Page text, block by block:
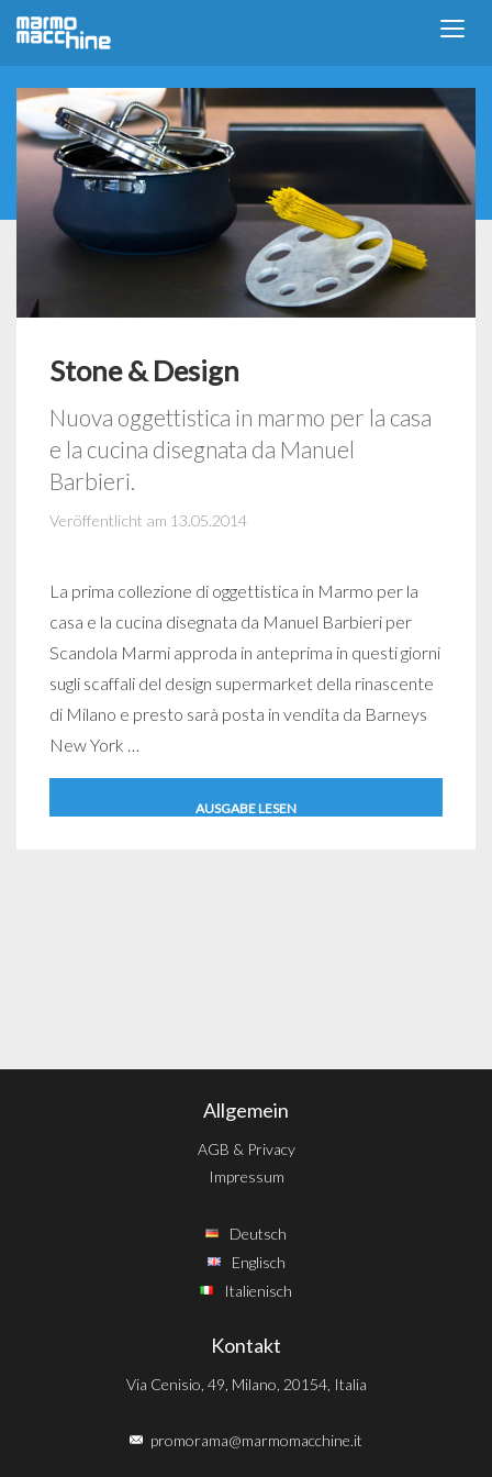
Stone & Design
Nuova oggettistica in marmo per la casa
e la cucina disegnata da Manuel
Barbieri.
Veröffentlicht am 13.05.2014
La prima collezione di oggettistica in Marmo per la
casa e la cucina disegnata da Manuel Barbieri per
Scandola Marmi approda in anteprima in questi giorni
sugli scaffali del design supermarket della rinascente
di Milano e presto sarà posta in vendita da Barneys
New York …
AUSGABE LESEN
Allgemein
AGB & Privacy
Impressum
Deutsch
Englisch
Italienisch
Kontakt
Via Cenisio, 49, Milano, 20154, Italia
promorama@marmomacchine.it